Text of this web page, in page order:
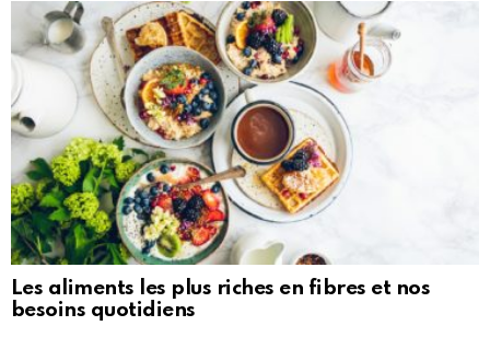
Les aliments les plus riches en fibres et nos
besoins quotidiens